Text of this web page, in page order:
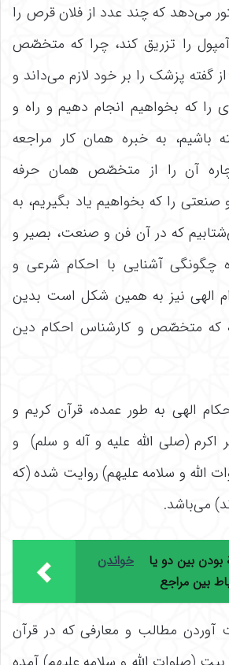
می‌‌دهد که چند عدد از فلان قرص را
را تزریق کند، چرا که متخصّص
گفته پزشک را بر خود لازم می‌‌داند و
را که بخواهیم انجام دهیم و راه و
باشیم، به خبره همان کار مراجعه
آن را از متخصّص همان حرفه
را که بخواهیم یاد بگیریم، به
که در آن فن و صنعت، بصیر و
چگونگی آشنایی با احکام شرعی و
الهی نیز به همین شکل است بدین
که متخصّص و کارشناس احکام دین
الهی به طور عمده، قرآن کریم و
اکرم (صلی الله علیه و آله و سلم) و
الله و سلامه علیهم) روایت شده (که
مى‌باشد.
خواندن
بودن بین دو یا
بین مراجع
مطالب و معارفی که در قرآن